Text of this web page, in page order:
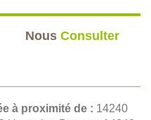
Nous Consulter
à proximité de : 14240